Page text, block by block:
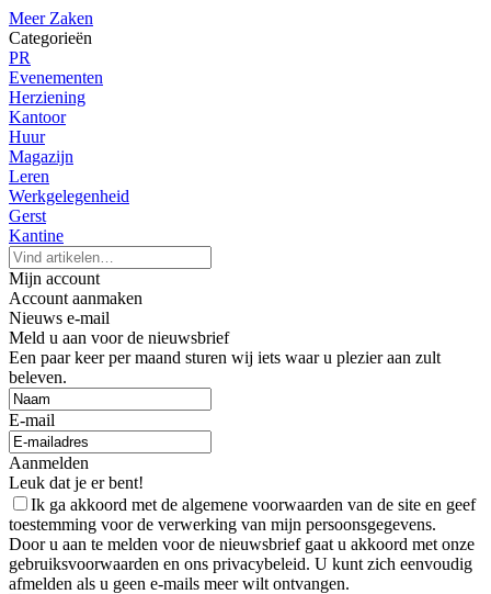
Meer Zaken
Categorieën
PR
Evenementen
Herziening
Kantoor
Huur
Magazijn
Leren
Werkgelegenheid
Gerst
Kantine
Mijn account
Account aanmaken
Nieuws e-mail
Meld u aan voor de nieuwsbrief
Een paar keer per maand sturen wij iets waar u plezier aan zult
beleven.
E-mail
Aanmelden
Leuk dat je er bent!
Ik ga akkoord met de algemene voorwaarden van de site en geef
toestemming voor de verwerking van mijn persoonsgegevens.
Door u aan te melden voor de nieuwsbrief gaat u akkoord met onze
gebruiksvoorwaarden en ons privacybeleid. U kunt zich eenvoudig
afmelden als u geen e-mails meer wilt ontvangen.